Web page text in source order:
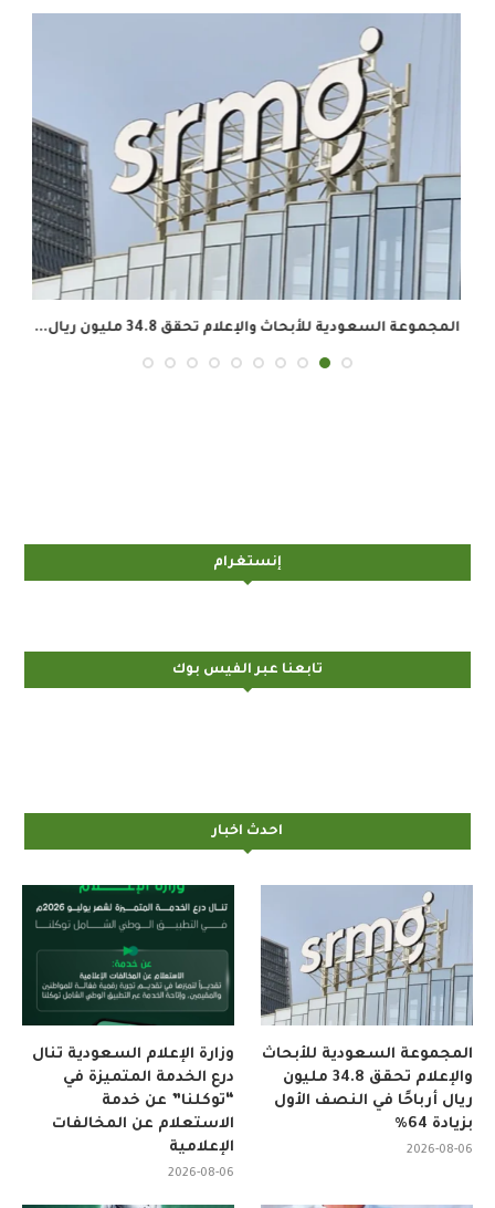
المجموعة السعودية للأبحاث والإعلام تحقق 34.8 مليون ريال...
إنستغرام
تابعنا عبر الفيس بوك
احدث اخبار
وزارة الإعلام السعودية تنال
درع الخدمة المتميزة في
“توكلنا” عن خدمة
الاستعلام عن المخالفات
الإعلامية
2026-08-06
المجموعة السعودية للأبحاث
والإعلام تحقق 34.8 مليون
ريال أرباحًا في النصف الأول
بزيادة 64%
2026-08-06